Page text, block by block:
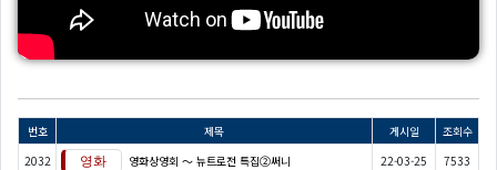
번호 제목 게시일
조회수
2032
영화상영회 ～ 뉴트로전 특집②써니 22-03-25 7533